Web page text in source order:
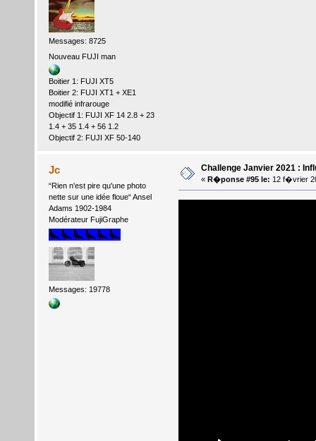
Messages: 8725
Nouveau FUJI man
Boitier 1: FUJI XT5
Boitier 2: FUJI XT1 + XE1
modifié infrarouge
Objectif 1: FUJI XF 14 2.8 + 23
1.4 + 35 1.4 + 56 1.2
Objectif 2: FUJI XF 50-140
Jc
“Rien n'est pire qu'une photo
nette sur une idée floue“ Ansel
Adams 1902-1984
Modérateur FujiGraphe
Messages: 19778
Challenge Janvier 2021 :
« R�ponse #95 le: 12 f�vrier